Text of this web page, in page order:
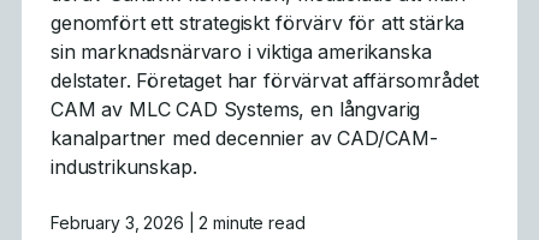
genomfört ett strategiskt förvärv för att stärka
sin marknadsnärvaro i viktiga amerikanska
delstater. Företaget har förvärvat affärsområdet
CAM av MLC CAD Systems, en långvarig
kanalpartner med decennier av CAD/CAM-
industrikunskap.
February 3, 2026 | 2 minute read